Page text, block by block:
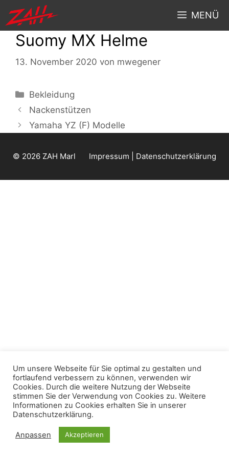
MENÜ
Suomy MX Helme
13. November 2020 von mwegener
Bekleidung
Nackenstützen
Yamaha YZ (F) Modelle
© 2026 ZAH Marl Impressum | Datenschutzerklärung
Um unsere Webseite für Sie optimal zu gestalten und
fortlaufend verbessern zu können, verwenden wir
Cookies. Durch die weitere Nutzung der Webseite
stimmen Sie der Verwendung von Cookies zu. Weitere
Informationen zu Cookies erhalten Sie in unserer
Datenschutzerklärung.
Anpassen Akzeptieren